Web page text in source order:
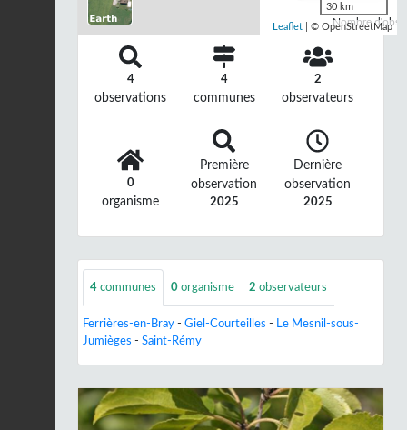
Nombre
30 km
Leaflet | © OpenStreetMap
4
observations
4
communes
2
observateurs
0
organisme
Première
observation
2025
Dernière
observation
2025
4 communes 0 organisme 2 observateurs
Ferrières-en-Bray - Giel-Courteilles - Le Mesnil-sous-
Jumièges - Saint-Rémy